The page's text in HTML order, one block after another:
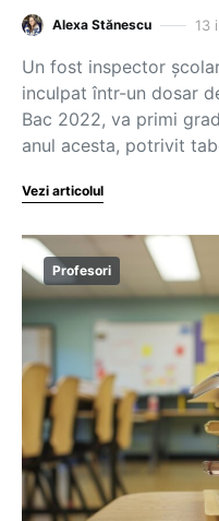
Alexa Stănescu 13
Un fost inspector
inculpat într-un dosar
Bac 2022, va primi
anul acesta, potrivit
Vezi articolul
Profesori